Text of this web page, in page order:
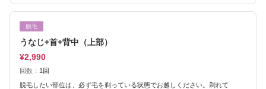
脱毛
うなじ+首+背中（上部）
¥2,990
回数： 1回
脱毛したい部位は、必ず毛を剃っている状態でお越しください。剃れて